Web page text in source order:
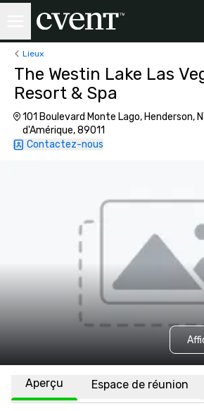
Lieux
The Westin Lake Las
Resort & Spa
101 Boulevard Monte Lago, Henderson,
d'Amérique, 89011
Contactez-nous
Aperçu Espace de réunion